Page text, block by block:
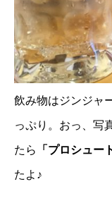
飲み物はジンジャ
っぷり。おっ、写
たら 「プロシュー
たよ♪